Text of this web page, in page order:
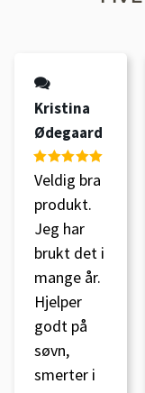
Kristina
Ødegaard
Vurdert5av
Veldig bra
produkt.
Jeg har
brukt det i
mange år.
Hjelper
godt på
søvn,
smerter i